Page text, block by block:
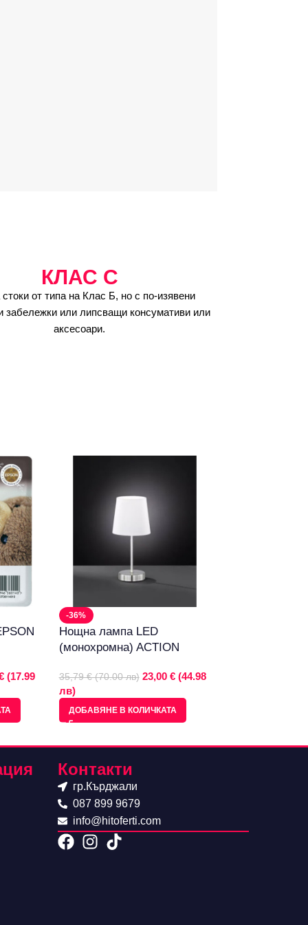
КЛАС C
от типа на Клас Б, но с по-изявени
забележки или липсващи консумативи или
аксесоари.
(17.99
-36%
Нощна лампа LED
(монохромна) ACTION
35,79 € (70.00 лв) 23,00 € (44.98
лв)
ДОБАВЯНЕ В КОЛИЧКАТА
Контакти
гр.Кърджали
087 899 9679
info@hitoferti.com